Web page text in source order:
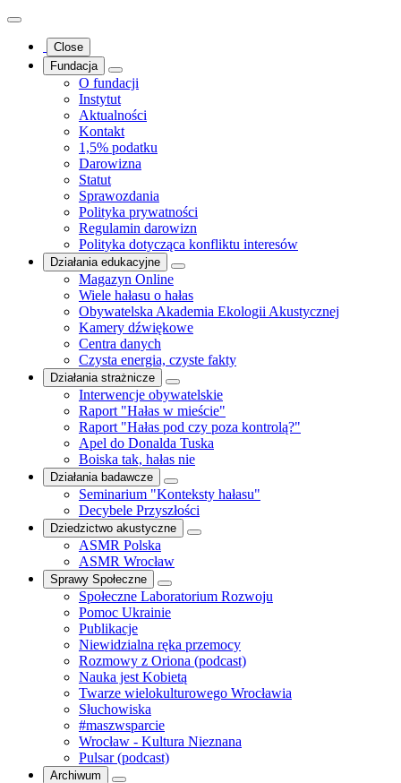
Close
Fundacja
O fundacji
Instytut
Aktualności
Kontakt
1,5% podatku
Darowizna
Statut
Sprawozdania
Polityka prywatności
Regulamin darowizn
Polityka dotycząca konfliktu interesów
Działania edukacyjne
Magazyn Online
Wiele hałasu o hałas
Obywatelska Akademia Ekologii Akustycznej
Kamery dźwiękowe
Centra danych
Czysta energia, czyste fakty
Działania strażnicze
Interwencje obywatelskie
Raport "Hałas w mieście"
Raport "Hałas pod czy poza kontrolą?"
Apel do Donalda Tuska
Boiska tak, hałas nie
Działania badawcze
Seminarium "Konteksty hałasu"
Decybele Przyszłości
Dziedzictwo akustyczne
ASMR Polska
ASMR Wrocław
Sprawy Społeczne
Społeczne Laboratorium Rozwoju
Pomoc Ukrainie
Publikacje
Niewidzialna ręka przemocy
Rozmowy z Oriona (podcast)
Nauka jest Kobietą
Twarze wielokulturowego Wrocławia
Słuchowiska
#maszwsparcie
Wrocław - Kultura Nieznana
Pulsar (podcast)
Archiwum